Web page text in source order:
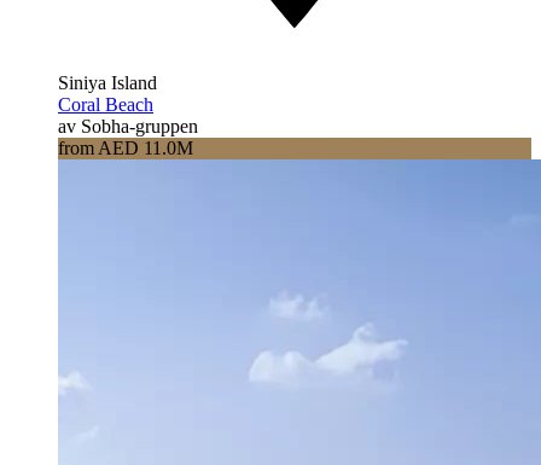
Siniya Island
Coral Beach
av Sobha-gruppen
from AED 11.0M